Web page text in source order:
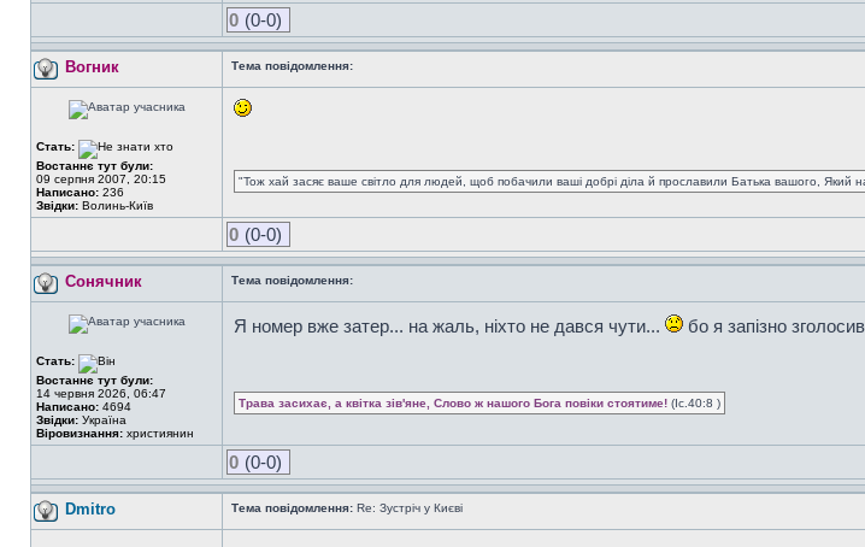
0 (0-0)
Вогник Тема повідомлення:
Стать:
Востаннє тут були:
09 серпня 2007, 20:15
Написано: 236
Звідки: Волинь-Київ
"Тож хай засяє ваше світло для людей, щоб побачили ваші добрі діла й прославили Батька вашого, Який
0 (0-0)
Сонячник Тема повідомлення:
Стать:
Востаннє тут були:
14 червня 2026, 06:47
Написано: 4694
Звідки: Україна
Віровизнання: християнин
Я номер вже затер... на жаль, ніхто не дався чути... бо я запізно
Трава засихає, а квітка зів'яне, Слово ж нашого Бога повіки стоятиме! (Іс.40:8 )
0 (0-0)
Dmitro Тема повідомлення: Re: Зустріч у Києві